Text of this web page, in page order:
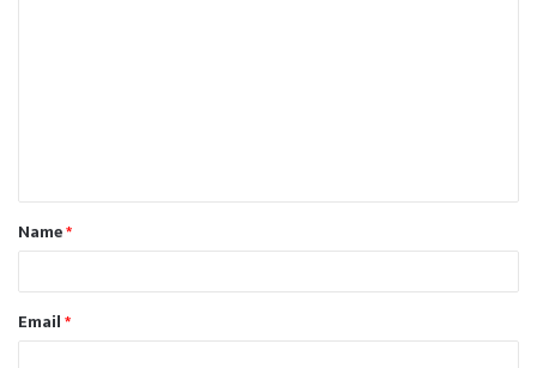
t
*Name*
Email*